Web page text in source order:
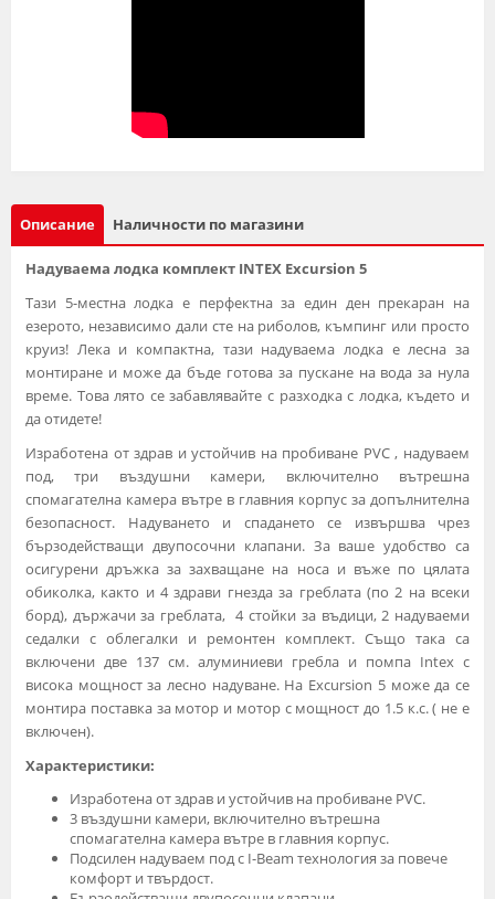
Описание Наличности по магазини
Надуваема лодка комплект INTEX Excursion 5
Тази 5-местна лодка е перфектна за един ден прекаран на
езерото, независимо дали сте на риболов, къмпинг или просто
круиз! Лека и компактна, тази надуваема лодка е лесна за
монтиране и може да бъде готова за пускане на вода за нула
време. Това лято се забавлявайте с разходка с лодка, където и
да отидете!
Изработена от здрав и устойчив на пробиване PVC , надуваем
под, три въздушни камери, включително вътрешна
спомагателна камера вътре в главния корпус за допълнителна
безопасност. Надуването и спадането се извършва чрез
бързодействащи двупосочни клапани. За ваше удобство са
осигурени дръжка за захващане на носа и въже по цялата
обиколка, както и 4 здрави гнезда за греблата (по 2 на всеки
борд), държачи за греблата, 4 стойки за въдици, 2 надуваеми
седалки с облегалки и ремонтен комплект. Също така са
включени две 137 см. алуминиеви гребла и помпа Intex с
висока мощност за лесно надуване. На Excursion 5 може да се
монтира поставка за мотор и мотор с мощност до 1.5 к.с. ( не е
включен).
Характеристики:
Изработена от здрав и устойчив на пробиване PVC.
3 въздушни камери, включително вътрешна
спомагателна камера вътре в главния корпус.
Подсилен надуваем под с I-Beam технология за повече
комфорт и твърдост.